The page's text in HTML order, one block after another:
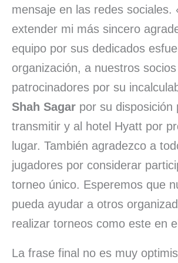
mensaje en las redes sociales.
extender mi más sincero
equipo por sus dedicados
organización, a nuestros
patrocinadores por su
Shah Sagar por su disposición
transmitir y al hotel Hyatt por
lugar. También agradezco a
jugadores por considerar
torneo único. Esperemos que
pueda ayudar a otros
realizar torneos como este en
La frase final no es muy